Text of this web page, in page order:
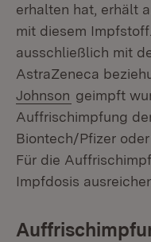
erhalten hat, erhält
mit diesem
ausschließlich mit
AstraZeneca
Johnson (Öffnet in
geimpft
Auffrischimpfung
Biontech/Pfizer
Für die
Impfdosis